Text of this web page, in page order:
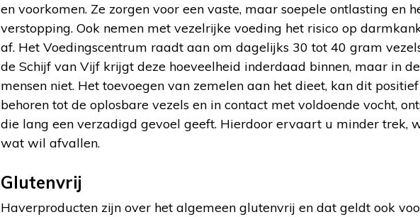
en voorkomen. Ze zorgen voor een vaste, maar soepele ontlasting en
verstopping. Ook nemen met vezelrijke voeding het risico op
af. Het Voedingscentrum raadt aan om dagelijks 30 tot 40 gram
de Schijf van Vijf krijgt deze hoeveelheid inderdaad binnen, maar in
mensen niet. Het toevoegen van zemelen aan het dieet, kan dit
behoren tot de oplosbare vezels en in contact met voldoende vocht,
die lang een verzadigd gevoel geeft. Hierdoor ervaart u minder trek,
wat wil afvallen.
Glutenvrij
Haverproducten zijn over het algemeen glutenvrij en dat geldt ook